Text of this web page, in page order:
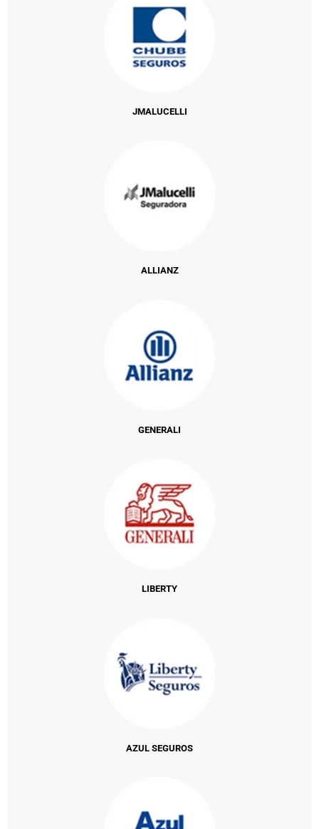
JMALUCELLI
ALLIANZ
GENERALI
LIBERTY
AZUL SEGUROS